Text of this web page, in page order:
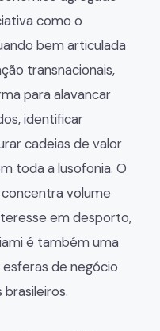
como o
bem articulada
transnacionais,
para alavancar
identificar
cadeias de valor
toda a lusofonia. O
concentra volume
em desporto,
é também uma
de negócio